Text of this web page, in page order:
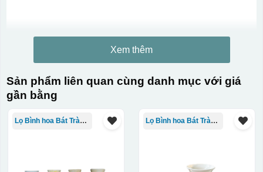
Xem thêm
Sản phẩm liên quan cùng danh mục với giá
gần bằng
Lọ Bình hoa Bát Tràng in logo Lọ Bình hoa Bát Tràng in logo